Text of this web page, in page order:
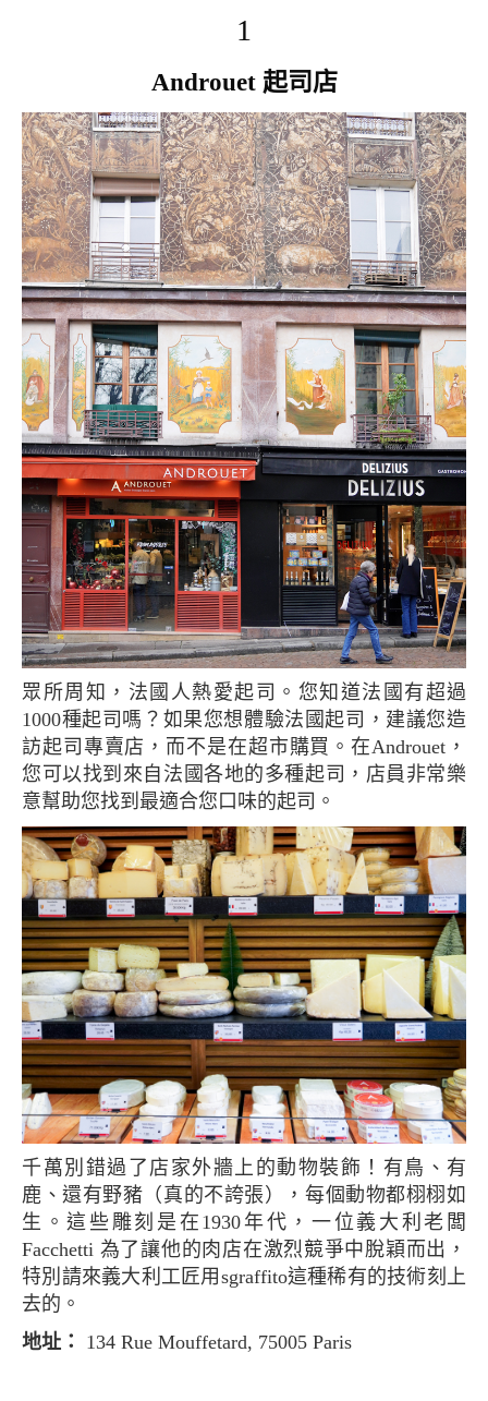
1
Androuet 起司店
眾所周知，法國人熱愛起司。您知道法國有超過
1000種起司嗎？如果您想體驗法國起司，建議您造
訪起司專賣店，而不是在超市購買。在Androuet，
您可以找到來自法國各地的多種起司，店員非常樂
意幫助您找到最適合您口味的起司。
千萬別錯過了店家外牆上的動物裝飾！有鳥、有
鹿、還有野豬（真的不誇張），每個動物都栩栩如
生。這些雕刻是在1930年代，一位義大利老闆
Facchetti 為了讓他的肉店在激烈競爭中脫穎而出，
特別請來義大利工匠用sgraffito這種稀有的技術刻上
去的。
地址：
134 Rue Mouffetard, 75005 Paris